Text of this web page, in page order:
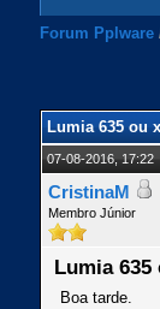
Forum Pplware
Lumia 635 ou
07-08-2016, 17:22
CristinaM
Membro Júnior
Lumia 635
Boa tarde.